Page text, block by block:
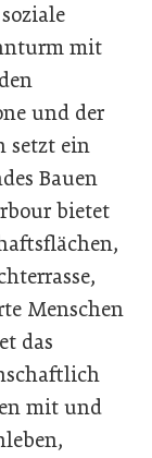
mit
und der
setzt ein
Bauen
bietet
Menschen
das
mit und